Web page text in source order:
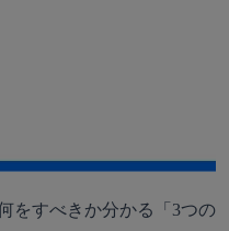
をすべきか分かる「3つの